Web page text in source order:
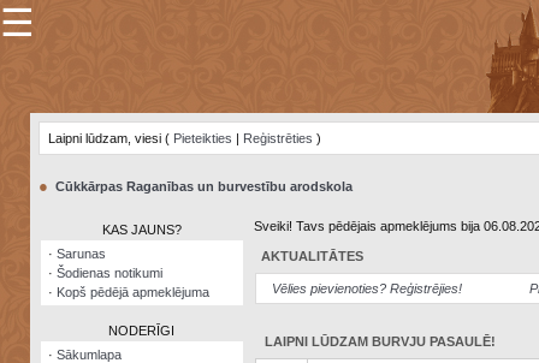
×
Šodienas
notikumi
☰
Laipni lūdzam, viesi ( Pieteikties | Reģistrēties )
● Cūkkārpas Raganības un burvestību arodskola
KAS JAUNS?
· Sarunas
· Šodienas notikumi
· Kopš pēdējā apmeklējuma
NODERĪGI
· Sākumlapa
Sveiki! Tavs pēdējais apmeklējums bija
AKTUALITĀTES
Vēlies pievienoties? Reģistrējies!
LAIPNI LŪDZAM BURVJU PASAULĒ!